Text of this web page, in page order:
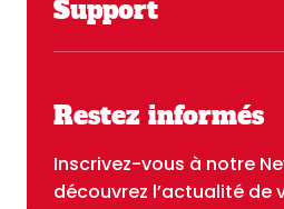
Notre univers
Mentions légales offres
Support
Contact
Recrutement
Restez informés
Inscrivez-vous à notre
découvrez l’actualité de